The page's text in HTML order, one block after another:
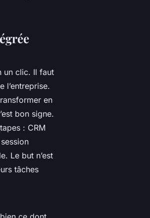
un clic. Il faut
l’entreprise.
en
bon signe.
: CRM
Le but n’est
tâches